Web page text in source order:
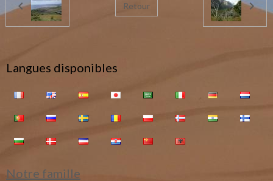
Retour
Langues disponibles
Notre famille